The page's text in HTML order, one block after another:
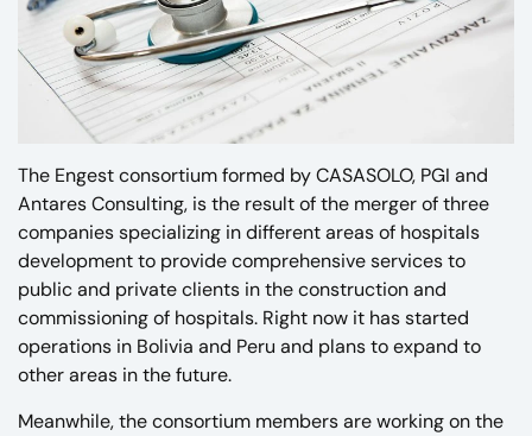
The Engest consortium formed by CASASOLO, PGI and
Antares Consulting, is the result of the merger of three
companies specializing in different areas of hospitals
development to provide comprehensive services to
public and private clients in the construction and
commissioning of hospitals. Right now it has started
operations in Bolivia and Peru and plans to expand to
other areas in the future.
Meanwhile, the consortium members are working on the